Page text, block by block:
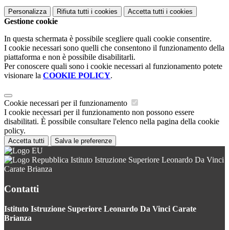
Personalizza Rifiuta tutti i cookies Accetta tutti i cookies
Gestione cookie
In questa schermata è possibile scegliere quali cookie consentire.
I cookie necessari sono quelli che consentono il funzionamento della
piattaforma e non è possibile disabilitarli.
Per conoscere quali sono i cookie necessari al funzionamento potete
visionare la COOKIE POLICY.
Cookie necessari per il funzionamento
I cookie necessari per il funzionamento non possono essere
disabilitati. È possibile consultare l'elenco nella pagina della cookie
policy.
Accetta tutti Salva le preferenze
Istituto Istruzione Superiore Leonardo Da Vinci
Carate Brianza
Contatti
Istituto Istruzione Superiore Leonardo Da Vinci Carate
Brianza